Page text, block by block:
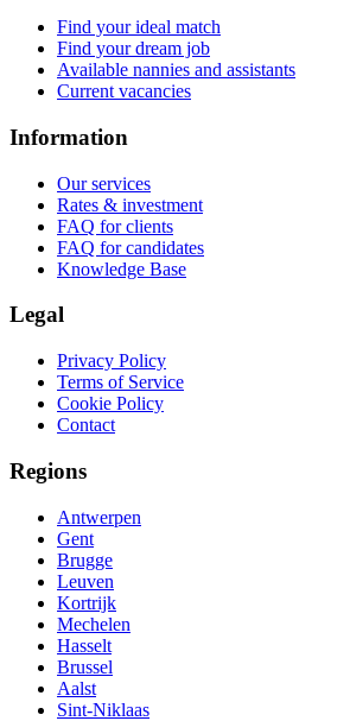
Find your ideal match
Find your dream job
Available nannies and assistants
Current vacancies
Information
Our services
Rates & investment
FAQ for clients
FAQ for candidates
Knowledge Base
Legal
Privacy Policy
Terms of Service
Cookie Policy
Contact
Regions
Antwerpen
Gent
Brugge
Leuven
Kortrijk
Mechelen
Hasselt
Brussel
Aalst
Sint-Niklaas